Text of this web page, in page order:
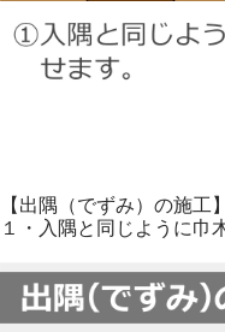
【出隅（でずみ）の施工】
１・入隅と同じように巾